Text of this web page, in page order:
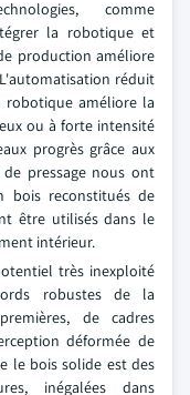
comme
la robotique et
production améliore
réduit
robotique améliore la
ou à forte intensité
progrès grâce aux
pressage nous ont
bois reconstitués de
être utilisés dans le
intérieur.
très inexploité
robustes de la
de cadres
déformée de
le bois solide est des
inégalées dans